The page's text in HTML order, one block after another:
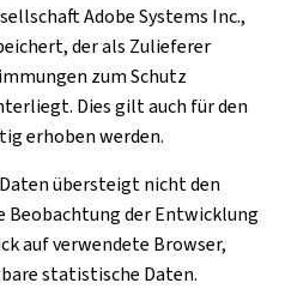
Adobe Systems Inc.,
der als Zulieferer
zum Schutz
Dies gilt auch für den
erhoben werden.
übersteigt nicht den
der Entwicklung
auf verwendete Browser,
statistische Daten.